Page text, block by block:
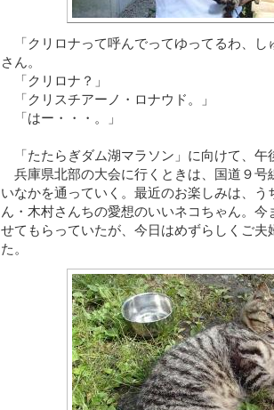
「クリロナって呼んでってゆってるわ、し
さん。
「クリロナ？」
「クリスチアーノ・ロナウド。」
「はー・・・。」
「たたらぎダム湖マラソン」に向けて、午
兵庫県北部の大会に行くときは、国道９号
いなかを通っていく。最近のお楽しみは、
ん・木村さんちの愛想のいいネコちゃん。
せてもらっていたが、今日はめずらしくご夫
た。